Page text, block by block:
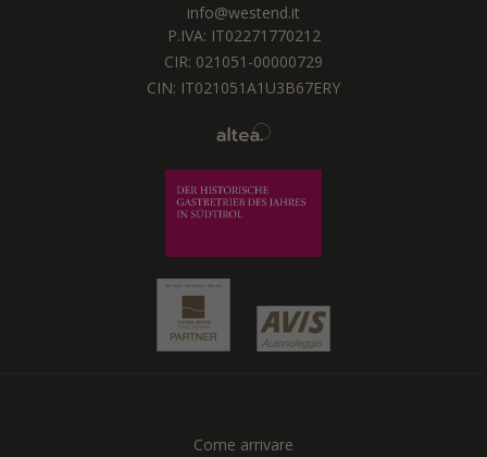
info@westend.it
P.IVA: IT02271770212
CIR: 021051-00000729
CIN: IT021051A1U3B67ERY
Come arrivare